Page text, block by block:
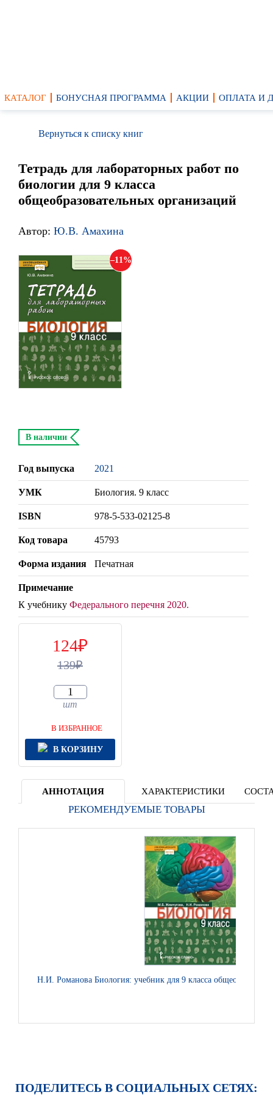
КАТАЛОГ БОНУСНАЯ ПРОГРАММА АКЦИИ ОПЛАТА И
Вернуться к списку книг
Тетрадь для лабораторных работ по
биологии для 9 класса
общеобразовательных организаций
Автор: Ю.В. Амахина
11
В наличии
Год выпуска 2021
УМК Биология. 9 класс
ISBN 978-5-533-02125-8
Код товара 45793
Форма издания Печатная
Примечание
К учебнику Федерального перечня 2020.
124
139
шт
В ИЗБРАННОЕ
В КОРЗИНУ
АННОТАЦИЯ ХАРАКТЕРИСТИКИ
РЕКОМЕНДУЕМЫЕ ТОВАРЫ
Н.И. Романова Биология: учебник для 9 класса
ПОДЕЛИТЕСЬ В СОЦИАЛЬНЫХ СЕТЯХ: